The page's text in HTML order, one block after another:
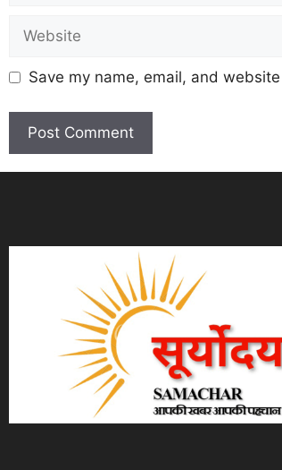
Save my name, email, and